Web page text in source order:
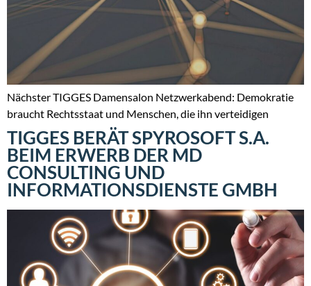
Nächster TIGGES Damensalon Netzwerkabend: Demokratie
braucht Rechtsstaat und Menschen, die ihn verteidigen
TIGGES BERÄT SPYROSOFT S.A.
BEIM ERWERB DER MD
CONSULTING UND
INFORMATIONSDIENSTE GMBH